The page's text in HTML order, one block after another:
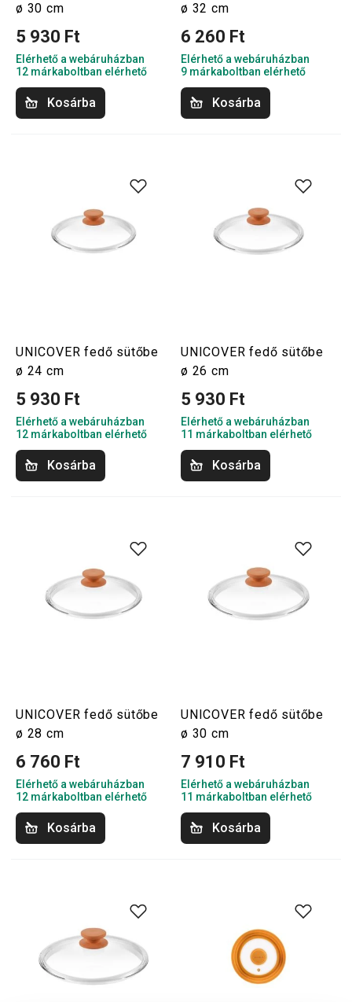
ø 30 cm
5 930 Ft
Elérhető a webáruházban
12 márkaboltban elérhető
Kosárba
ø 32 cm
6 260 Ft
Elérhető a webáruházban
9 márkaboltban elérhető
Kosárba
UNICOVER fedő sütőbe
ø 24 cm
5 930 Ft
Elérhető a webáruházban
12 márkaboltban elérhető
Kosárba
UNICOVER fedő sütőbe
ø 26 cm
5 930 Ft
Elérhető a webáruházban
11 márkaboltban elérhető
Kosárba
UNICOVER fedő sütőbe
ø 28 cm
6 760 Ft
Elérhető a webáruházban
12 márkaboltban elérhető
Kosárba
UNICOVER fedő sütőbe
ø 30 cm
7 910 Ft
Elérhető a webáruházban
11 márkaboltban elérhető
Kosárba